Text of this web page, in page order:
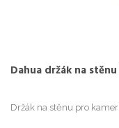
Dahua držák na stěnu
Držák na stěnu pro